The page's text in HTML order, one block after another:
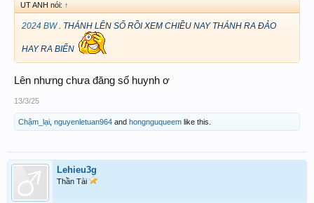
UT ANH nói: ↑
2024 BW. THÁNH LÊN SỐ RỒI XEM CHIỀU NAY THÁNH RA ĐẢO
HAY RA BIỂN
Lên nhưng chưa đăng số huynh ơ
13/3/25
Chậm_lại nguyenletuan964 and hongnguqueem like this.
Lehieu3g
Thần Tài